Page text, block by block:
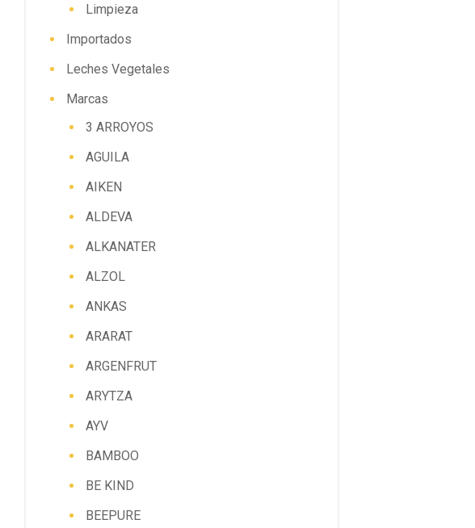
Limpieza
Importados
Leches Vegetales
Marcas
3 ARROYOS
AGUILA
AIKEN
ALDEVA
ALKANATER
ALZOL
ANKAS
ARARAT
ARGENFRUT
ARYTZA
AYV
BAMBOO
BE KIND
BEEPURE